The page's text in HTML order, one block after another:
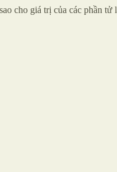
sao cho giá trị của các phần tử